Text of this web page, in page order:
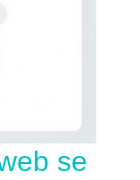
se